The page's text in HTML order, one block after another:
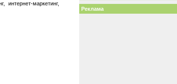
интернет-маркетинг,
Реклама